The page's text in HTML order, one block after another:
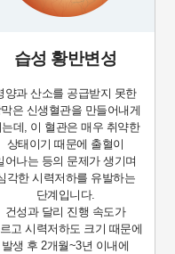
습성 황반변성
양과 산소를 공급받지 못한
막은 신생혈관을 만들어내게
는데, 이 혈관은 매우 취약한
상태이기 때문에 출혈이
어나는 등의 문제가 생기며
각한 시력저하를 유발하는
단계입니다.
건성과 달리 진행 속도가
고 시력저하도 크기 때문에
발생 후 2개월~3년 이내에